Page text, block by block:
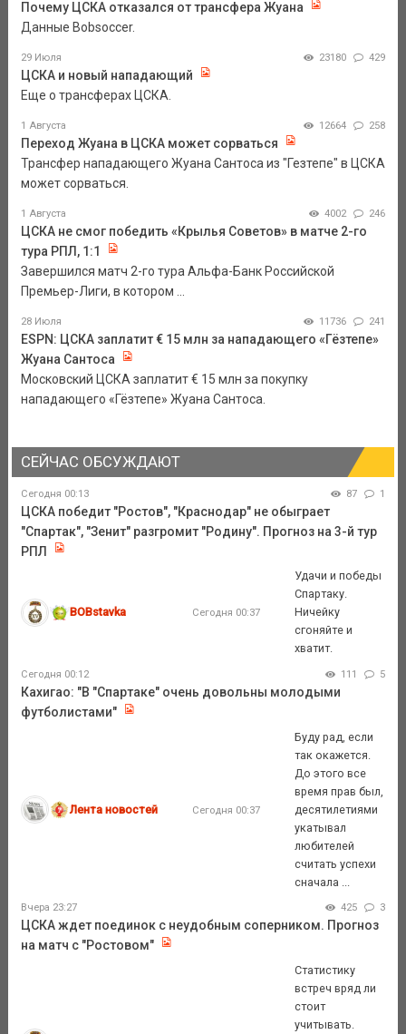
Почему ЦСКА отказался от трансфера Жуана
Данные Bobsoccer.
29 Июля 23180 429
ЦСКА и новый нападающий
Еще о трансферах ЦСКА.
1 Августа 12664 258
Переход Жуана в ЦСКА может сорваться
Трансфер нападающего Жуана Сантоса из "Гезтепе" в ЦСКА
может сорваться.
1 Августа 4002 246
ЦСКА не смог победить «Крылья Советов» в матче 2-го
тура РПЛ, 1:1
Завершился матч 2-го тура Альфа-Банк Российской
Премьер-Лиги, в котором ...
28 Июля 11736 241
ESPN: ЦСКА заплатит € 15 млн за нападающего «Гёзтепе»
Жуана Сантоса
Московский ЦСКА заплатит € 15 млн за покупку
нападающего «Гёзтепе» Жуана Сантоса.
СЕЙЧАС ОБСУЖДАЮТ
Сегодня 00:13 87 1
ЦСКА победит "Ростов", "Краснодар" не обыграет
"Спартак", "Зенит" разгромит "Родину". Прогноз на 3-й тур
РПЛ
BOBstavka Сегодня 00:37
Удачи и победы
Спартаку.
Ничейку
сгоняйте и
хватит.
Сегодня 00:12 111 5
Кахигао: "В "Спартаке" очень довольны молодыми
футболистами"
Лента новостей Сегодня 00:37
Буду рад, если
так окажется.
До этого все
время прав был,
десятилетиями
укатывал
любителей
считать успехи
сначала ...
Вчера 23:27 425 3
ЦСКА ждет поединок с неудобным соперником. Прогноз
на матч с "Ростовом"
Статистику
встреч вряд ли
стоит
учитывать.